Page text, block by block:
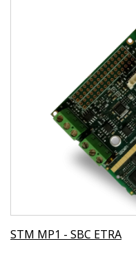
STM MP1 - SBC ETRA